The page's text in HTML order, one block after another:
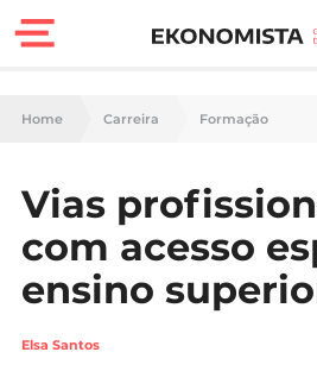
Finanças
Carreira
Casa
Lifestyle
Home Carreira Formação
Vias
com acesso
ensino
Elsa Santos